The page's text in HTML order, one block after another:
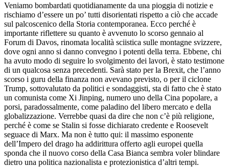
Veniamo bombardati quotidianamente da una pioggia di notizie e
rischiamo d’essere un po’ tutti disorientati rispetto a ciò che accade
sul palcoscenico della Storia contemporanea. Ecco perché è
importante riflettere su quanto è avvenuto lo scorso gennaio al
Forum di Davos, rinomata località sciistica sulle montagne svizzere,
dove ogni anno si danno convegno i potenti della terra. Ebbene, chi
ha avuto modo di seguire lo svolgimento dei lavori, è stato testimone
di un qualcosa senza precedenti. Sarà stato per la Brexit, che l’anno
scorso i guru della finanza non avevano previsto, o per il ciclone
Trump, sottovalutato da politici e sondaggisti, sta di fatto che è stato
un comunista come Xi Jinping, numero uno della Cina popolare, a
porsi, paradossalmente, come paladino del libero mercato e della
globalizzazione. Verrebbe quasi da dire che non c’è più religione,
perché è come se Stalin si fosse dichiarato credente e Roosevelt
seguace di Marx. Ma non è tutto qui: il massimo esponente
dell’Impero del drago ha addirittura offerto agli europei quella
sponda che il nuovo corso della Casa Bianca sembra voler blindare
dietro una politica nazionalista e protezionistica d’altri tempi.